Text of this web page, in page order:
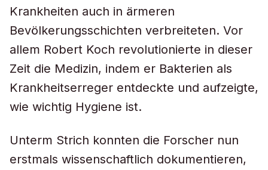
Krankheiten auch in ärmeren
Bevölkerungsschichten verbreiteten. Vor
allem Robert Koch revolutionierte in dieser
Zeit die Medizin, indem er Bakterien als
Krankheitserreger entdeckte und aufzeigte,
wie wichtig Hygiene ist.
Unterm Strich konnten die Forscher nun
erstmals wissenschaftlich dokumentieren,